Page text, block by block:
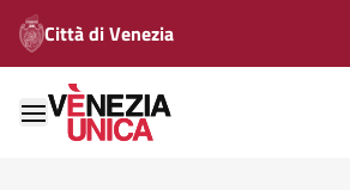
Città di Venezia